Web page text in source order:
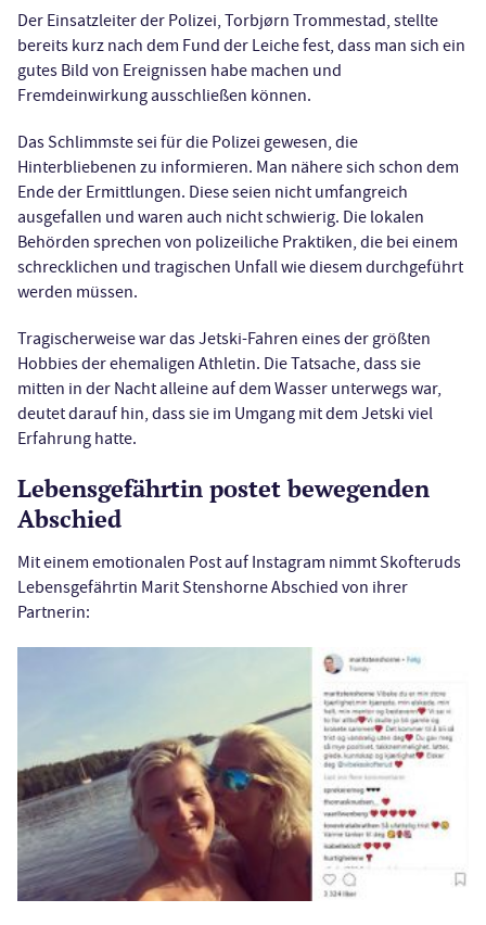
Der Einsatzleiter der Polizei, Torbjørn Trommestad, stellte
bereits kurz nach dem Fund der Leiche fest, dass man sich ein
gutes Bild von Ereignissen habe machen und
Fremdeinwirkung ausschließen können.
Das Schlimmste sei für die Polizei gewesen, die
Hinterbliebenen zu informieren. Man nähere sich schon dem
Ende der Ermittlungen. Diese seien nicht umfangreich
ausgefallen und waren auch nicht schwierig. Die lokalen
Behörden sprechen von polizeiliche Praktiken, die bei einem
schrecklichen und tragischen Unfall wie diesem durchgeführt
werden müssen.
Tragischerweise war das Jetski-Fahren eines der größten
Hobbies der ehemaligen Athletin. Die Tatsache, dass sie
mitten in der Nacht alleine auf dem Wasser unterwegs war,
deutet darauf hin, dass sie im Umgang mit dem Jetski viel
Erfahrung hatte.
Lebensgefährtin postet bewegenden
Abschied
Mit einem emotionalen Post auf Instagram nimmt Skofteruds
Lebensgefährtin Marit Stenshorne Abschied von ihrer
Partnerin: